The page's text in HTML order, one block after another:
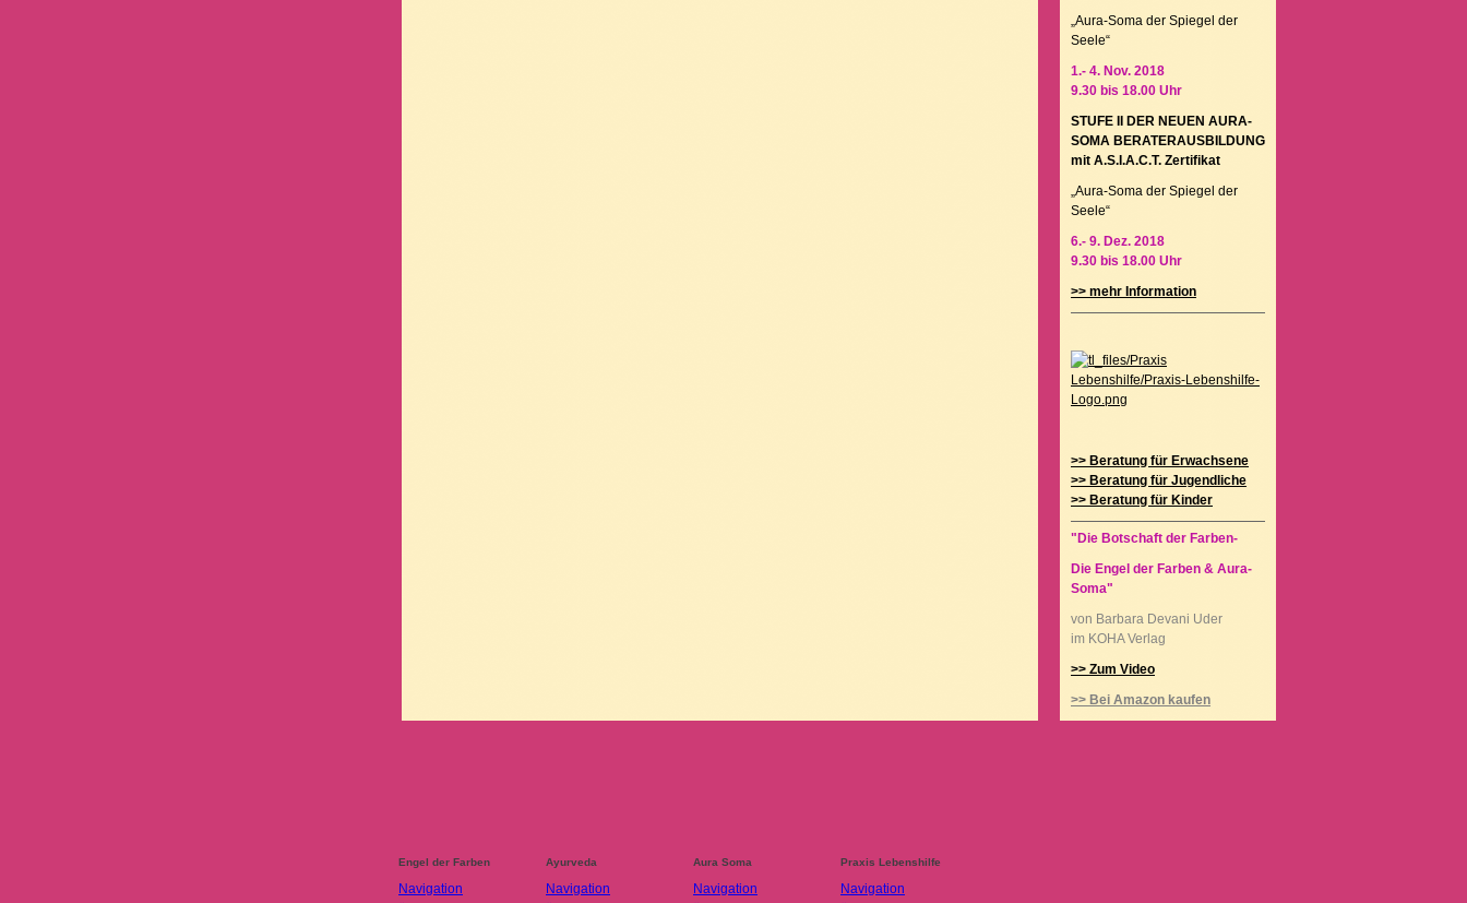
„Aura-Soma der Spiegel der
Seele“
1.- 4. Nov. 2018
9.30 bis 18.00 Uhr
STUFE II DER NEUEN AURA-
SOMA BERATERAUSBILDUNG
mit A.S.I.A.C.T. Zertifikat
„Aura-Soma der Spiegel der
Seele“
6.- 9. Dez. 2018
9.30 bis 18.00 Uhr
>> mehr Information
>> Beratung für Erwachsene
>> Beratung für Jugendliche
>> Beratung für Kinder
"Die Botschaft der Farben-
Die Engel der Farben & Aura-
Soma"
von Barbara Devani Uder
im KOHA Verlag
>> Zum Video
>> Bei Amazon kaufen
Engel der Farben
Navigation
Ayurveda
Navigation
Aura Soma
Navigation
Praxis Lebenshilfe
Navigation